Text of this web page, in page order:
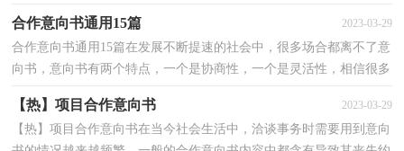
合作意向书通用15篇 2023-03-29
合作意向书通用15篇在发展不断提速的社会中，很多场合都离不了意
向书，意向书有两个特点，一个是协商性，一个是灵活性，相信很多
【热】项目合作意向书 2023-03-29
【热】项目合作意向书在当今社会生活中，洽谈事务时需要用到意向